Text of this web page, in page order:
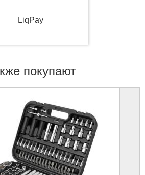
LiqPay
покупают